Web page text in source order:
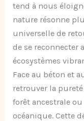
tend à nous
nature résonne
universelle de
de se reconnecter
écosystèmes
Face au béton et
retrouver la
forêt ancestrale
océanique. Cette